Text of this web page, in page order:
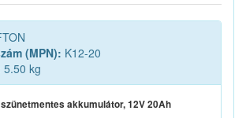
(MPN): K12-20
5.50 kg
akkumulátor, 12V 20Ah